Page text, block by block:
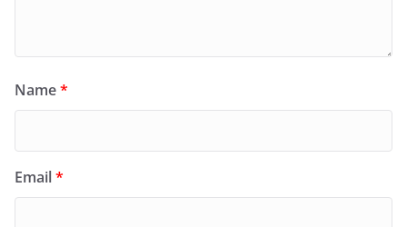
Name*
Email*